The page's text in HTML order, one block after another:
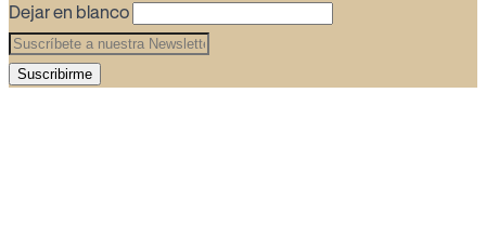
Dejar en blanco
Suscribirme